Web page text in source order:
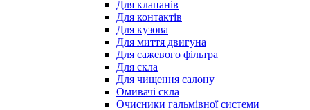
Для клапанів
Для контактів
Для кузова
Для миття двигуна
Для сажевого фільтра
Для скла
Для чищення салону
Омивачі скла
Очисники гальмівної системи